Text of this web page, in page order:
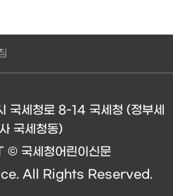
국세청로 8-14 국세청 (정부세
국세청동)
국세청어린이신문
All Rights Reserved.